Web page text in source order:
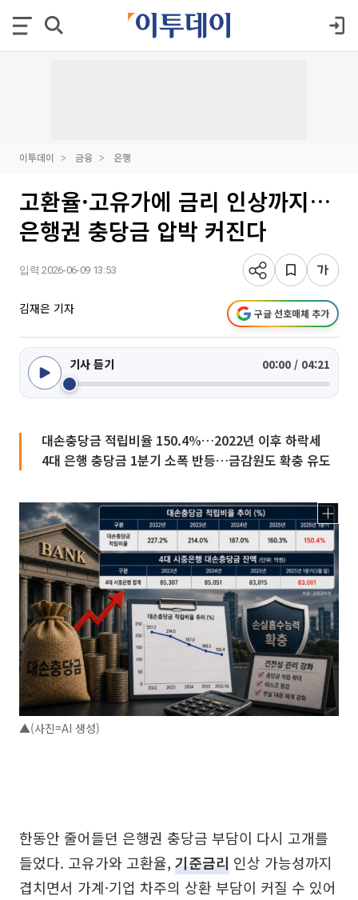
이투데이 금융 은행
고환율·고유가에 금리 인상까지…
은행권 충당금 압박 커진다
입력 2026-06-09 13:53
김재은 기자 구글 선호매체 추가
기사 듣기 00:00 / 04:21
대손충당금 적립비율 150.4%…2022년 이후 하락세
4대 은행 충당금 1분기 소폭 반등…금감원도 확충 유도
▲(사진=AI 생성)
한동안 줄어들던 은행권 충당금 부담이 다시 고개를
들었다. 고유가와 고환율, 기준금리 인상 가능성까지
겹치면서 가계·기업 차주의 상환 부담이 커질 수 있어